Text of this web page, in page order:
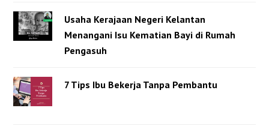
Usaha Kerajaan Negeri Kelantan
Menangani Isu Kematian Bayi di Rumah
Pengasuh
7 Tips Ibu Bekerja Tanpa Pembantu